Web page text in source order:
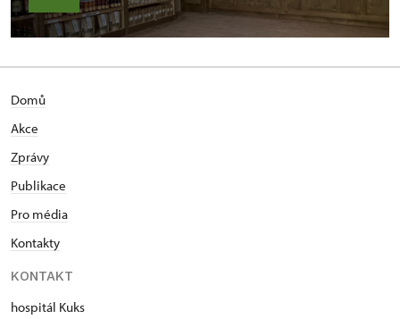
Domů
Akce
Zprávy
Publikace
Pro média
Kontakty
KONTAKT
hospitál Kuks